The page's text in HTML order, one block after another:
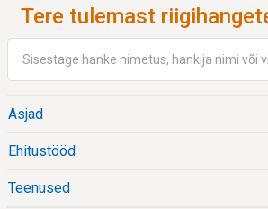
Riigihangete
Register
Peanavigatsioon
Tere tulemast
kiirlingid:
Asjad
Ehitustööd
Teenused